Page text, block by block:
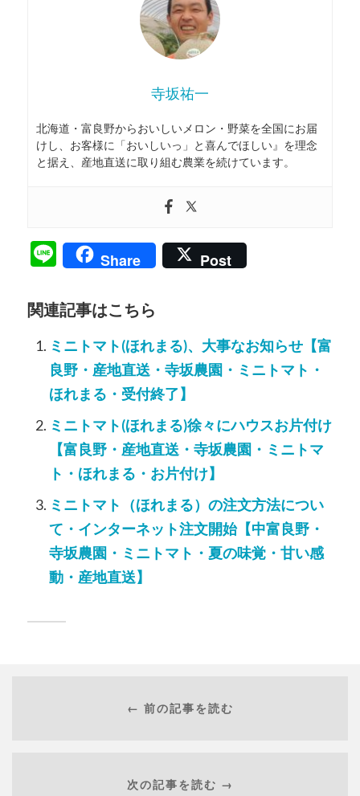
寺坂祐一
北海道・富良野からおいしいメロン・野菜を全国にお届
けし、お客様に「おいしいっ」と喜んでほしい』を理念
と据え、産地直送に取り組む農業を続けています。
LineShare Post
関連記事はこちら
ミニトマト(ほれまる)、大事なお知らせ【富
良野・産地直送・寺坂農園・ミニトマト・
ほれまる・受付終了】
ミニトマト(ほれまる)徐々にハウスお片付け
【富良野・産地直送・寺坂農園・ミニトマ
ト・ほれまる・お片付け】
ミニトマト（ほれまる）の注文方法につい
て・インターネット注文開始【中富良野・
寺坂農園・ミニトマト・夏の味覚・甘い感
動・産地直送】
← 前の記事を読む
次の記事を読む →